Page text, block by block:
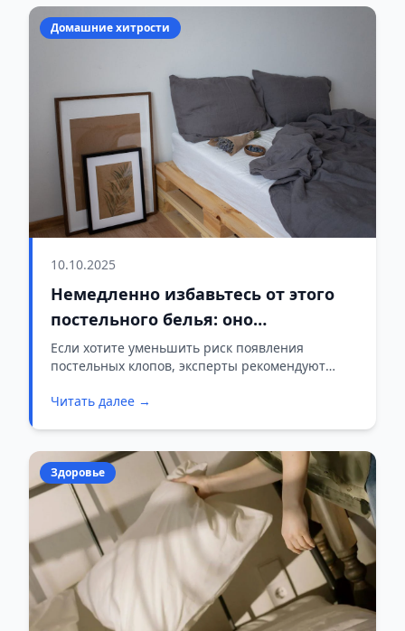
Домашние хитрости
10.10.2025
Немедленно избавьтесь от этого
постельного белья: оно
привлекает клопов как магнитом
Если хотите уменьшить риск появления
постельных клопов, эксперты рекомендуют
другого постельного белья.
Читать далее →
Здоровье